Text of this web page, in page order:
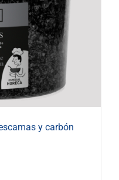
y carbón